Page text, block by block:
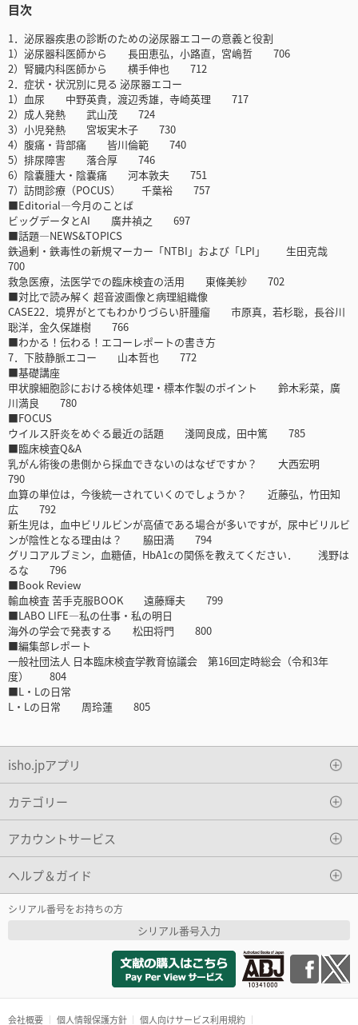
目次
1．泌尿器疾患の診断のための泌尿器エコーの意義と役割
1）泌尿器科医師から 長田恵弘，小路直，宮嶋哲 706
2）腎臓内科医師から 横手伸也 712
2．症状・状況別に見る 泌尿器エコー
1）血尿 中野英貴，渡辺秀雄，寺崎英理 717
2）成人発熱 武山茂 724
3）小児発熱 宮坂実木子 730
4）腹痛・背部痛 皆川倫範 740
5）排尿障害 落合厚 746
6）陰嚢腫大・陰嚢痛 河本敦夫 751
7）訪問診療（POCUS） 千葉裕 757
■Editorial―今月のことば
ビッグデータとAI 廣井禎之 697
■話題―NEWS&TOPICS
鉄過剰・鉄毒性の新規マーカー「NTBI」および「LPI」 生田克哉
700
救急医療，法医学での臨床検査の活用 東條美紗 702
■対比で読み解く 超音波画像と病理組織像
CASE22．境界がとてもわかりづらい肝腫瘤 市原真，若杉聡，長谷川
聡洋，金久保雄樹 766
■わかる！伝わる！エコーレポートの書き方
7．下肢静脈エコー 山本哲也 772
■基礎講座
甲状腺細胞診における検体処理・標本作製のポイント 鈴木彩菜，廣
川満良 780
■FOCUS
ウイルス肝炎をめぐる最近の話題 淺岡良成，田中篤 785
■臨床検査Q&A
乳がん術後の患側から採血できないのはなぜですか？ 大西宏明
790
血算の単位は，今後統一されていくのでしょうか？ 近藤弘，竹田知
広 792
新生児は，血中ビリルビンが高値である場合が多いですが，尿中ビリルビ
ンが陰性となる理由は？ 脇田満 794
グリコアルブミン，血糖値，HbA1cの関係を教えてください． 浅野は
るな 796
■Book Review
輸血検査 苦手克服BOOK 遠藤輝夫 799
■LABO LIFE―私の仕事・私の明日
海外の学会で発表する 松田将門 800
■編集部レポート
一般社団法人 日本臨床検査学教育協議会 第16回定時総会（令和3年
度） 804
■L・Lの日常
L・Lの日常 周玲蓮 805
isho.jpアプリ
カテゴリー
アカウントサービス
ヘルプ＆ガイド
シリアル番号をお持ちの方
シリアル番号入力
会社概要 個人情報保護方針 個人向けサービス利用規約